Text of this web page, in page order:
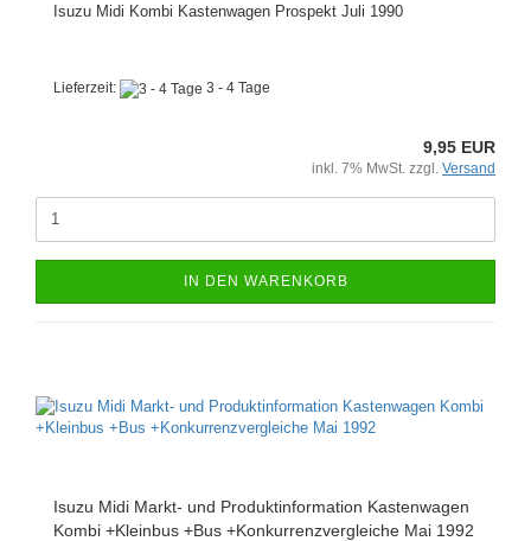
Isuzu Midi Kombi Kastenwagen Prospekt Juli 1990
Lieferzeit: 3 - 4 Tage
9,95 EUR
inkl. 7% MwSt. zzgl. Versand
IN DEN WARENKORB
Isuzu Midi Markt- und Produktinformation Kastenwagen
Kombi +Kleinbus +Bus +Konkurrenzvergleiche Mai 1992